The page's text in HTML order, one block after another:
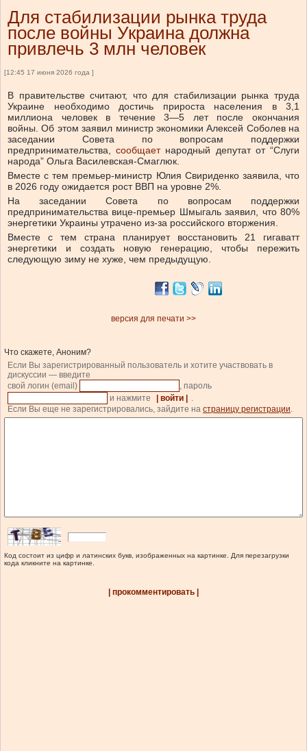
Для стабилизации рынка труда
после войны Украина должна
привлечь 3 млн человек
[12:45 17 июня 2026 года ]
В правительстве считают, что для стабилизации рынка труда
Украине необходимо достичь прироста населения в 3,1
миллиона человек в течение 3—5 лет после окончания
войны.Об этом заявил министр экономики Алексей Соболев на
заседании Совета по вопросам поддержки
предпринимательства, сообщает народный депутат от “Слуги
народа” Ольга Василевская-Смаглюк.
Вместе с тем премьер-министр Юлия Свириденко заявила, что
в 2026 году ожидается рост ВВП на уровне 2%.
На заседании Совета по вопросам поддержки
предпринимательства вице-премьер Шмыгаль заявил, что 80%
энергетики Украины утрачено из-за российского вторжения.
Вместе с тем страна планирует восстановить 21 гигаватт
энергетики и создать новую генерацию, чтобы пережить
следующую зиму не хуже, чем предыдущую.
версия для печати >>
Что скажете, Аноним?
Если Вы зарегистрированный пользователь и хотите участвовать в
дискуссии — введите
свой логин (email)
, пароль
и нажмите
| войти |
.
Если Вы еще не зарегистрировались, зайдите на страницу регистрации.
Код состоит из цифр и латинских букв, изображенных на картинке. Для перезагрузки
кода кликните на картинке.
| прокомментировать |